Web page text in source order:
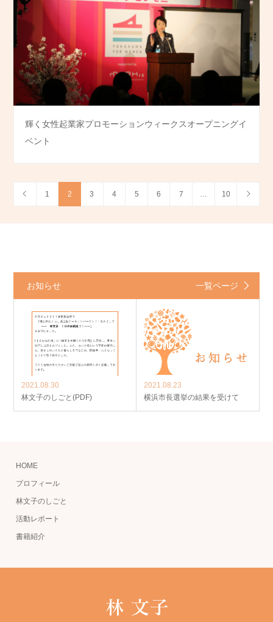
輝く女性起業家プロモーションウィークスオープニングイ
ベント
1 2 3 4 5 6 7 10
お知らせ 一覧ページ
2021.08.30
林文子のしごと(PDF)
2021.08.23
横浜市長選挙の結果を受けて
HOME
プロフィール
林文子のしごと
活動レポート
書籍紹介